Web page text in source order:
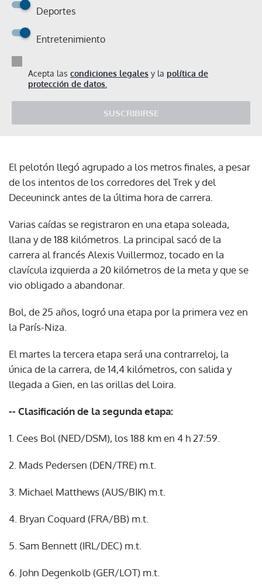
Deportes
Entretenimiento
Acepta las condiciones legales y la política de
protección de datos.
SUSCRIBIRSE
El pelotón llegó agrupado a los metros finales, a pesar
de los intentos de los corredores del Trek y del
Deceuninck antes de la última hora de carrera.
Varias caídas se registraron en una etapa soleada,
llana y de 188 kilómetros. La principal sacó de la
carrera al francés Alexis Vuillermoz, tocado en la
clavícula izquierda a 20 kilómetros de la meta y que se
vio obligado a abandonar.
Bol, de 25 años, logró una etapa por la primera vez en
la París-Niza.
El martes la tercera etapa será una contrarreloj, la
única de la carrera, de 14,4 kilómetros, con salida y
llegada a Gien, en las orillas del Loira.
-- Clasificación de la segunda etapa:
1. Cees Bol (NED/DSM), los 188 km en 4 h 27:59.
2. Mads Pedersen (DEN/TRE) m.t.
3. Michael Matthews (AUS/BIK) m.t.
4. Bryan Coquard (FRA/BB) m.t.
5. Sam Bennett (IRL/DEC) m.t.
6. John Degenkolb (GER/LOT) m.t.